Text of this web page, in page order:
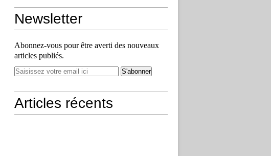
Newsletter
Abonnez-vous pour être averti des nouveaux
articles publiés.
Articles récents